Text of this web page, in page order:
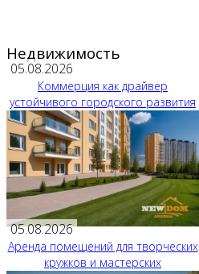
Недвижимость
05.08.2026
Коммерция как драйвер
устойчивого городского развития
05.08.2026
Аренда помещений для творческих
кружков и мастерских